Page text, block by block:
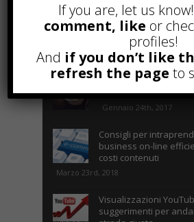
Comprare visite
vantaggi TOP!
Novembre 2nd, 2017
Parcheggiare low-cost
Caselle
Gennaio 24th, 2017
Consigli per
business on-line
costi contenuti
Marzo 23rd, 2018
Visualizzazioni
suggerimenti per
If you are, let us know!
comment, like or
profiles!
And if you don’t like
refresh the page to